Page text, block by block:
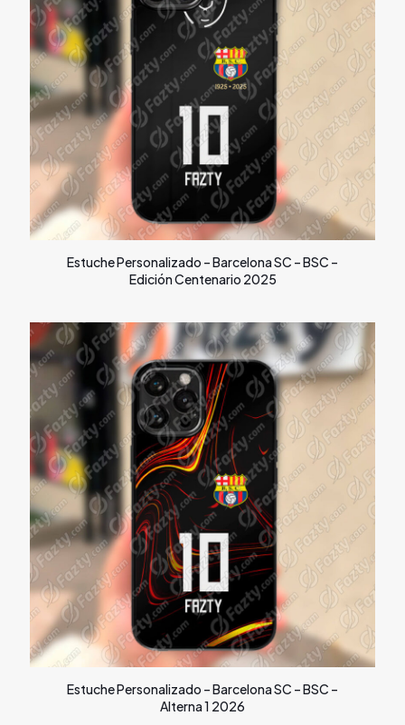
Estuche Personalizado – Barcelona SC – BSC –
Edición Centenario 2025
Estuche Personalizado – Barcelona SC – BSC –
Alterna 1 2026